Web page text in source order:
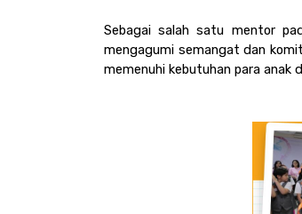
Sebagai salah satu mentor
mengagumi semangat dan
memenuhi kebutuhan para anak